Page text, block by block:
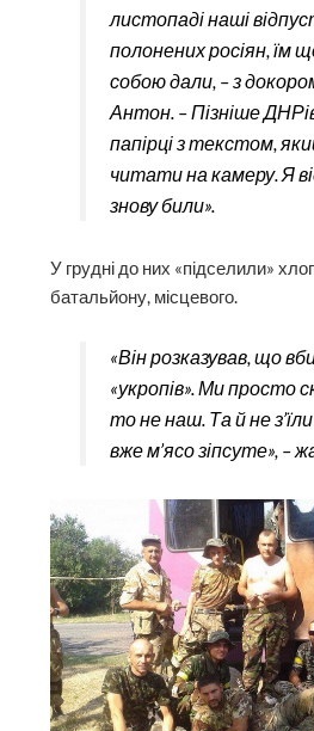
листопаді наші
полонених росіян, їм
собою дали, – з
Антон. – Пізніше
папірці з текстом,
читати на камеру. Я
знову били».
У грудні до них «підселили»
батальйону, місцевого.
«Він розказував, що
«укропів». Ми просто
то не наш. Та й не
вже м’ясо зіпсуте», –